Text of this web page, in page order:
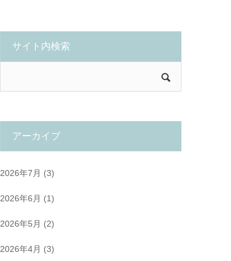
サイト内検索
アーカイブ
2026年7月 (3)
2026年6月 (1)
2026年5月 (2)
2026年4月 (3)